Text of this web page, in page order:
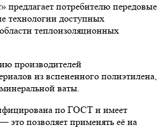
предлагает потребителю передовые
технологии доступных
теплоизоляционных
производителей
из вспененного полиэтилена,
ваты.
по ГОСТ и имеет
позволяет применять её на